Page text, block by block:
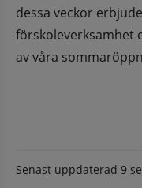
dessa veckor
förskoleverksamhet
av våra
Senast uppdaterad 9